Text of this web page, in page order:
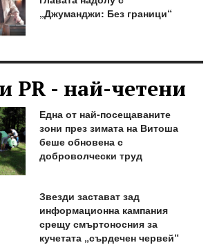
„Джуманджи: Без граници“
PR - най-четени
Една от най-посещаваните
зони през зимата на Витоша
беше обновена с
доброволчески труд
Звезди застават зад
информационна кампания
срещу смъртоносния за
кучетата „сърдечен червей“